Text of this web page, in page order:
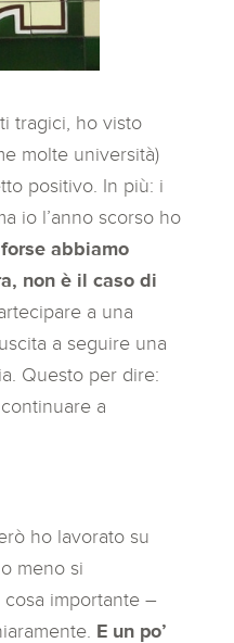
tragici, ho visto
molte università)
positivo. In più: i
io l’anno scorso ho
abbiamo
non è il caso di
a una
a seguire una
Questo per dire:
a
ho lavorato su
meno si
importante –
E un po’